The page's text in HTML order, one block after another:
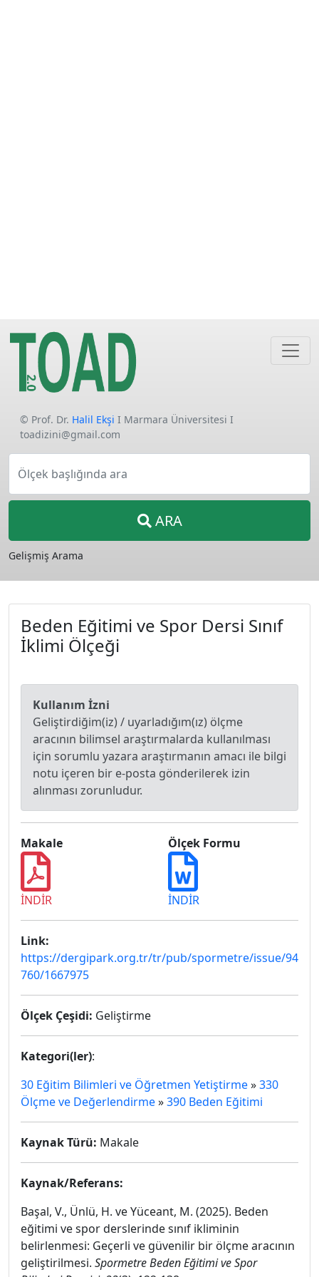
© Prof. Dr. Halil Ekşi I Marmara Üniversitesi I
toadizini@gmail.com
Ölçek başlığında ara
ARA
Gelişmiş Arama
Beden Eğitimi ve Spor Dersi Sınıf
İklimi Ölçeği
Kullanım İzni
Geliştirdiğim(iz) / uyarladığım(ız) ölçme
aracının bilimsel araştırmalarda kullanılması
için sorumlu yazara araştırmanın amacı ile bilgi
notu içeren bir e-posta gönderilerek izin
alınması zorunludur.
Makale
İNDİR
Ölçek Formu
İNDİR
Link:
https://dergipark.org.tr/tr/pub/spormetre/issue/94
760/1667975
Ölçek Çeşidi: Geliştirme
Kategori(ler):
30 Eğitim Bilimleri ve Öğretmen Yetiştirme»330
Ölçme ve Değerlendirme»390 Beden Eğitimi
Kaynak Türü: Makale
Kaynak/Referans:
Başal, V., Ünlü, H. ve Yüceant, M. (2025). Beden
eğitimi ve spor derslerinde sınıf ikliminin
belirlenmesi: Geçerli ve güvenilir bir ölçme aracının
geliştirilmesi. Spormetre Beden Eğitimi ve Spor